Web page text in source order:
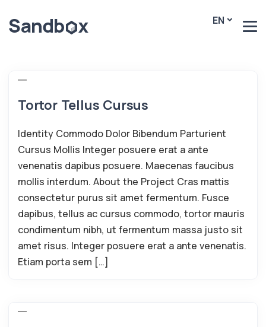
EN
Tortor Tellus Cursus
Identity Commodo Dolor Bibendum Parturient
Cursus Mollis Integer posuere erat a ante
venenatis dapibus posuere. Maecenas faucibus
mollis interdum. About the Project Cras mattis
consectetur purus sit amet fermentum. Fusce
dapibus, tellus ac cursus commodo, tortor mauris
condimentum nibh, ut fermentum massa justo sit
amet risus. Integer posuere erat a ante venenatis.
Etiam porta sem […]